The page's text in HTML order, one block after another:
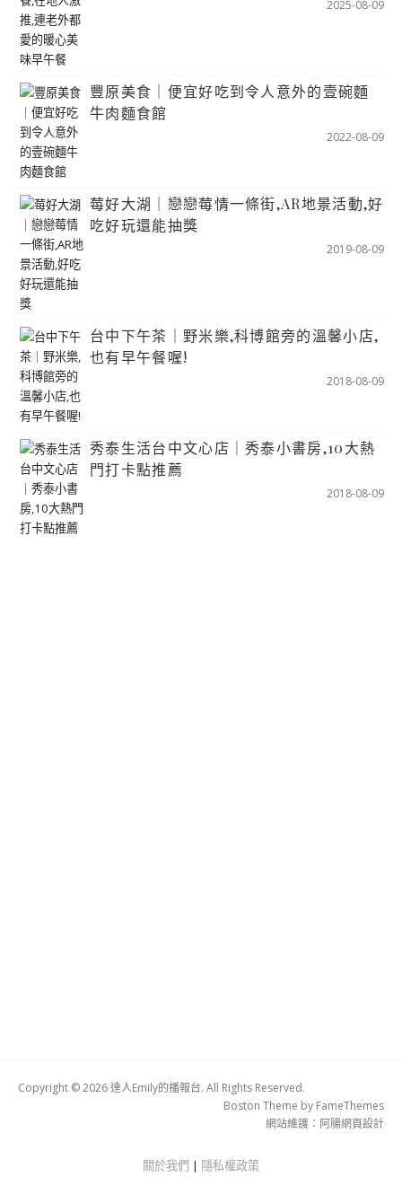
2025-08-09
豐原美食｜便宜好吃到令人意外的壹碗麵
牛肉麵食館
2022-08-09
莓好大湖｜戀戀莓情一條街,AR地景活動,好
吃好玩還能抽獎
2019-08-09
台中下午茶｜野米樂,科博館旁的溫馨小店,
也有早午餐喔!
2018-08-09
秀泰生活台中文心店｜秀泰小書房,10大熱
門打卡點推薦
2018-08-09
Copyright © 2026 達人Emily的播報台. All Rights Reserved.
Boston Theme by FameThemes
網站維護： 阿腸網頁設計
關於我們 | 隱私權政策